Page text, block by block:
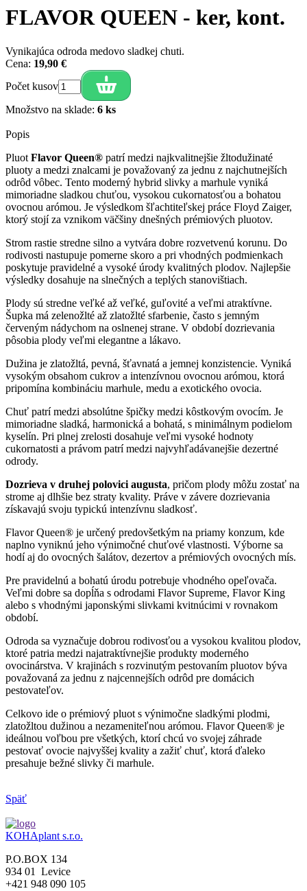
FLAVOR QUEEN - ker, kont.
Vynikajúca odroda medovo sladkej chuti.
Cena: 19,90 €
Počet kusov
Množstvo na sklade: 6 ks
Popis
Pluot Flavor Queen® patrí medzi najkvalitnejšie žltodužinaté
pluoty a medzi znalcami je považovaný za jednu z najchutnejších
odrôd vôbec. Tento moderný hybrid slivky a marhule vyniká
mimoriadne sladkou chuťou, vysokou cukornatosťou a bohatou
ovocnou arómou. Je výsledkom šľachtiteľskej práce Floyd Zaiger,
ktorý stojí za vznikom väčšiny dnešných prémiových pluotov.
Strom rastie stredne silno a vytvára dobre rozvetvenú korunu. Do
rodivosti nastupuje pomerne skoro a pri vhodných podmienkach
poskytuje pravidelné a vysoké úrody kvalitných plodov. Najlepšie
výsledky dosahuje na slnečných a teplých stanovištiach.
Plody sú stredne veľké až veľké, guľovité a veľmi atraktívne.
Šupka má zelenožlté až zlatožlté sfarbenie, často s jemným
červeným nádychom na oslnenej strane. V období dozrievania
pôsobia plody veľmi elegantne a lákavo.
Dužina je zlatožltá, pevná, šťavnatá a jemnej konzistencie. Vyniká
vysokým obsahom cukrov a intenzívnou ovocnou arómou, ktorá
pripomína kombináciu marhule, medu a exotického ovocia.
Chuť patrí medzi absolútne špičky medzi kôstkovým ovocím. Je
mimoriadne sladká, harmonická a bohatá, s minimálnym podielom
kyselín. Pri plnej zrelosti dosahuje veľmi vysoké hodnoty
cukornatosti a právom patrí medzi najvyhľadávanejšie dezertné
odrody.
Dozrieva v druhej polovici augusta, pričom plody môžu zostať na
strome aj dlhšie bez straty kvality. Práve v závere dozrievania
získavajú svoju typickú intenzívnu sladkosť.
Flavor Queen® je určený predovšetkým na priamy konzum, kde
naplno vyniknú jeho výnimočné chuťové vlastnosti. Výborne sa
hodí aj do ovocných šalátov, dezertov a prémiových ovocných mís.
Pre pravidelnú a bohatú úrodu potrebuje vhodného opeľovača.
Veľmi dobre sa dopĺňa s odrodami Flavor Supreme, Flavor King
alebo s vhodnými japonskými slivkami kvitnúcimi v rovnakom
období.
Odroda sa vyznačuje dobrou rodivosťou a vysokou kvalitou plodov,
ktoré patria medzi najatraktívnejšie produkty moderného
ovocinárstva. V krajinách s rozvinutým pestovaním pluotov býva
považovaná za jednu z najcennejších odrôd pre domácich
pestovateľov.
Celkovo ide o prémiový pluot s výnimočne sladkými plodmi,
zlatožltou dužinou a nezameniteľnou arómou. Flavor Queen® je
ideálnou voľbou pre všetkých, ktorí chcú vo svojej záhrade
pestovať ovocie najvyššej kvality a zažiť chuť, ktorá ďaleko
presahuje bežné slivky či marhule.
Späť
KOHAplant s.r.o.
P.O.BOX 134
934 01 Levice
+421 948 090 105